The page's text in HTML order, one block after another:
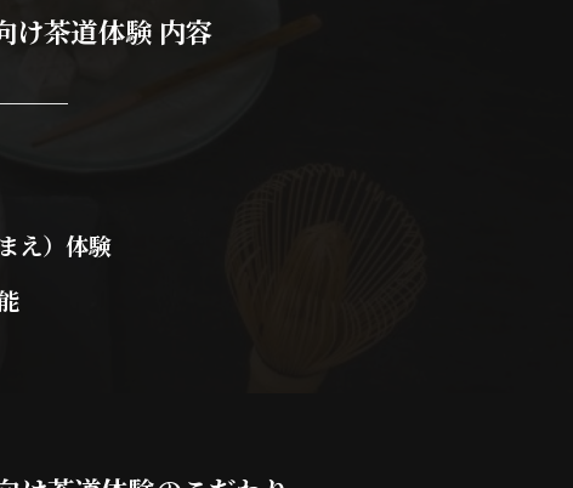
け茶道体験 内容
え）体験